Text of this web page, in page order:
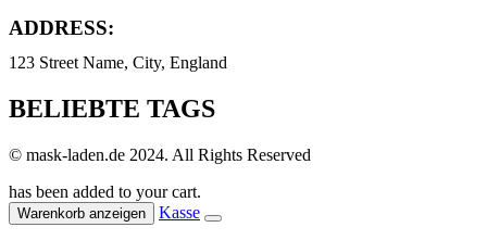
ADDRESS:
123 Street Name, City, England
BELIEBTE TAGS
© mask-laden.de 2024. All Rights Reserved
has been added to your cart.
Warenkorb anzeigen Kasse